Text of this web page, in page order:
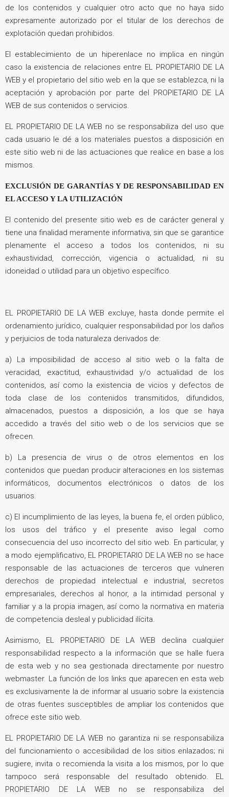
de los contenidos y cualquier otro acto que no haya sido
expresamente autorizado por el titular de los derechos de
explotación quedan prohibidos.
El establecimiento de un hiperenlace no implica en ningún
caso la existencia de relaciones entre EL PROPIETARIO DE LA
WEB y el propietario del sitio web en la que se establezca, ni la
aceptación y aprobación por parte del PROPIETARIO DE LA
WEB de sus contenidos o servicios.
EL PROPIETARIO DE LA WEB no se responsabiliza del uso que
cada usuario le dé a los materiales puestos a disposición en
este sitio web ni de las actuaciones que realice en base a los
mismos.
EXCLUSIÓN DE GARANTÍAS Y DE RESPONSABILIDAD EN
EL ACCESO Y LA UTILIZACIÓN
El contenido del presente sitio web es de carácter general y
tiene una finalidad meramente informativa, sin que se garantice
plenamente el acceso a todos los contenidos, ni su
exhaustividad, corrección, vigencia o actualidad, ni su
idoneidad o utilidad para un objetivo específico.
EL PROPIETARIO DE LA WEB excluye, hasta donde permite el
ordenamiento jurídico, cualquier responsabilidad por los daños
y perjuicios de toda naturaleza derivados de:
a) La imposibilidad de acceso al sitio web o la falta de
veracidad, exactitud, exhaustividad y/o actualidad de los
contenidos, así como la existencia de vicios y defectos de
toda clase de los contenidos transmitidos, difundidos,
almacenados, puestos a disposición, a los que se haya
accedido a través del sitio web o de los servicios que se
ofrecen.
b) La presencia de virus o de otros elementos en los
contenidos que puedan producir alteraciones en los sistemas
informáticos, documentos electrónicos o datos de los
usuarios.
c) El incumplimiento de las leyes, la buena fe, el orden público,
los usos del tráfico y el presente aviso legal como
consecuencia del uso incorrecto del sitio web. En particular, y
a modo ejemplificativo, EL PROPIETARIO DE LA WEB no se hace
responsable de las actuaciones de terceros que vulneren
derechos de propiedad intelectual e industrial, secretos
empresariales, derechos al honor, a la intimidad personal y
familiar y a la propia imagen, así como la normativa en materia
de competencia desleal y publicidad ilícita.
Asimismo, EL PROPIETARIO DE LA WEB declina cualquier
responsabilidad respecto a la información que se halle fuera
de esta web y no sea gestionada directamente por nuestro
webmaster. La función de los links que aparecen en esta web
es exclusivamente la de informar al usuario sobre la existencia
de otras fuentes susceptibles de ampliar los contenidos que
ofrece este sitio web.
EL PROPIETARIO DE LA WEB no garantiza ni se responsabiliza
del funcionamiento o accesibilidad de los sitios enlazados; ni
sugiere, invita o recomienda la visita a los mismos, por lo que
tampoco será responsable del resultado obtenido. EL
PROPIETARIO DE LA WEB no se responsabiliza del